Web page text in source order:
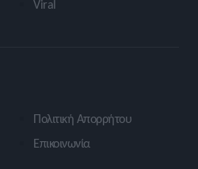
Viral
Πολιτική Απορρήτου
Επικοινωνία